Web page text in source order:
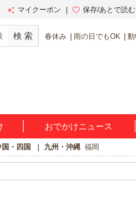
マイクーポン 保存/あとで読む
春休み 雨の日でもOK 動
おでかけニュース
国・四国 九州・沖縄 福岡